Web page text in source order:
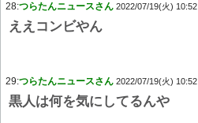
28:つらたんニュースさん 2022/07/19(火) 10:52
ええコンビやん
29:つらたんニュースさん 2022/07/19(火) 10:52
黒人は何を気にしてるんや